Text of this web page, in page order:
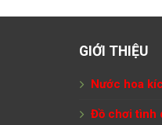
GIỚI THIỆU
Nước hoa
Đồ chơi tình